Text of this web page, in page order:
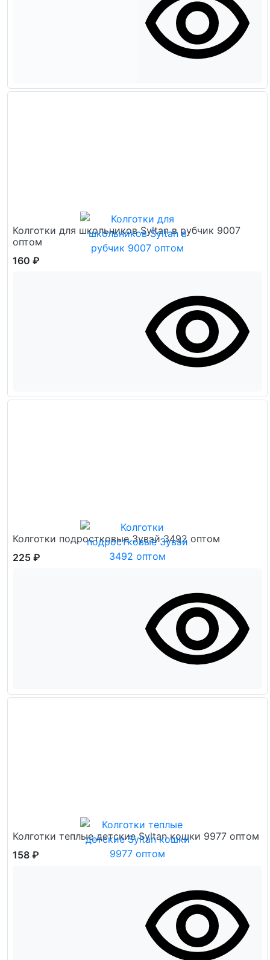
Колготки для школьников Syltan в рубчик 9007
оптом
160 ₽
Колготки подростковые Зувэй 3492 оптом
225 ₽
Колготки теплые детские Syltan кошки 9977 оптом
158 ₽